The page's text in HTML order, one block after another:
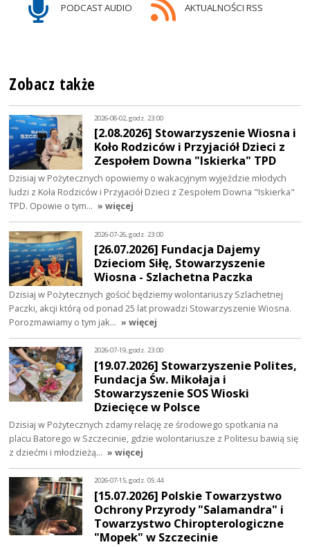
PODCAST AUDIO AKTUALNOŚCI RSS
Zobacz także
2026-08-02, godz. 23:00
[2.08.2026] Stowarzyszenie Wiosna i
Koło Rodziców i Przyjaciół Dzieci z
Zespołem Downa "Iskierka" TPD
Dzisiaj w Pożytecznych opowiemy o wakacyjnym wyjeździe młodych
ludzi z Koła Rodziców i Przyjaciół Dzieci z Zespołem Downa "Iskierka"
TPD. Opowie o tym… » więcej
2026-07-26, godz. 23:00
[26.07.2026] Fundacja Dajemy
Dzieciom Siłę, Stowarzyszenie
Wiosna - Szlachetna Paczka
Dzisiaj w Pożytecznych gościć będziemy wolontariuszy Szlachetnej
Paczki, akcji którą od ponad 25 lat prowadzi Stowarzyszenie Wiosna.
Porozmawiamy o tym jak… » więcej
2026-07-19, godz. 23:00
[19.07.2026] Stowarzyszenie Polites,
Fundacja Św. Mikołaja i
Stowarzyszenie SOS Wioski
Dziecięce w Polsce
Dzisiaj w Pożytecznych zdamy relację ze środowego spotkania na
placu Batorego w Szczecinie, gdzie wolontariusze z Politesu bawią się
z dziećmi i młodzieżą… » więcej
2026-07-15, godz. 05:44
[15.07.2026] Polskie Towarzystwo
Ochrony Przyrody "Salamandra" i
Towarzystwo Chiropterologiczne
"Mopek" w Szczecinie